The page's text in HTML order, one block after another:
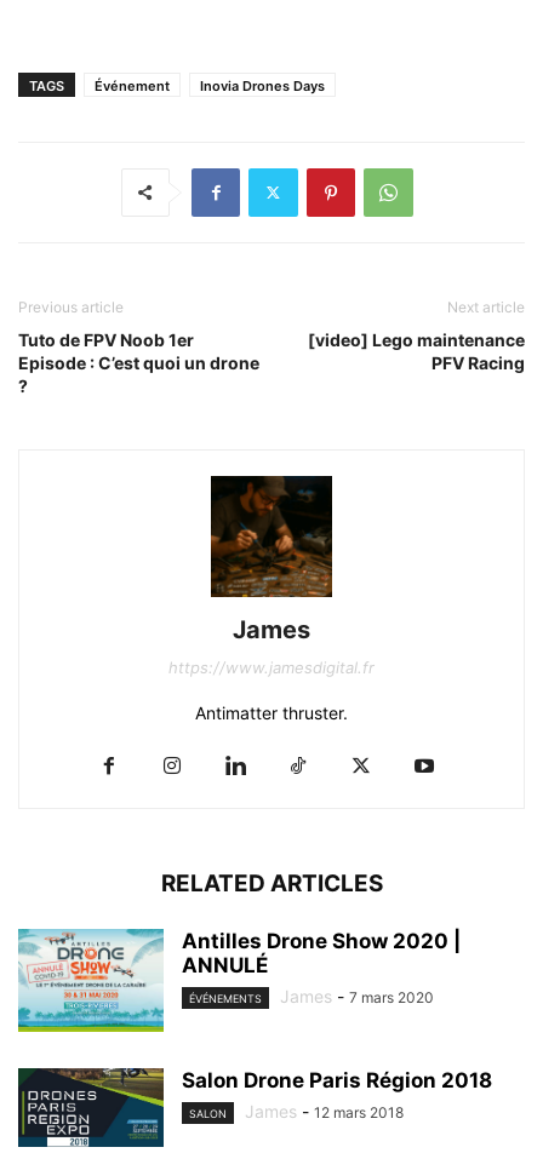
TAGS Événement Inovia Drones Days
Previous article
Tuto de FPV Noob 1er
Episode : C’est quoi un drone
?
Next article
[video] Lego maintenance
PFV Racing
James
https://www.jamesdigital.fr
Antimatter thruster.
RELATED ARTICLES
Antilles Drone Show 2020 |
ANNULÉ
ÉVÉNEMENTS James - 7 mars 2020
Salon Drone Paris Région 2018
SALON James - 12 mars 2018